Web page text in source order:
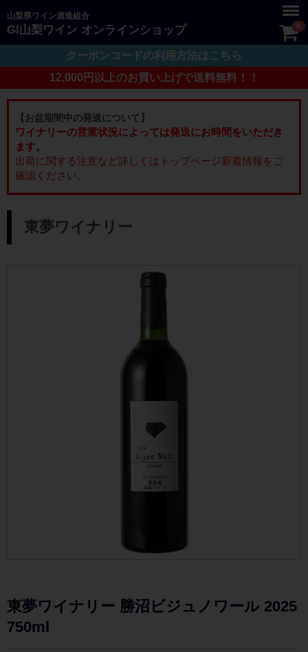
山梨県ワイン酒造組合
GI山梨ワイン オンラインショップ 0
クーポンコードの利用方法はこちら
12,000円以上のお買い上げで送料無料！！
Menu
【お盆期間中の発送について】
ワイナリーの営業状況によっては発送にお時間をいただき
ます。
出荷に関する注意など詳しくはトップページ新着情報をご
確認ください。
： 東夢ワイナリー
東夢ワイナリー 勝沼ビジュノワール 2025
750ml